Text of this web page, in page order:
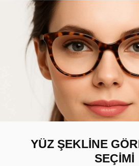
YÜZ ŞEKLİNE
SEÇİMİ